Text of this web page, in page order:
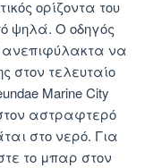
ορίζοντα του
ψηλά. Ο οδηγός
ανεπιφύλακτα να
στον τελευταίο
Marine City
αστραφτερό
στο νερό. Για
το μπαρ στον